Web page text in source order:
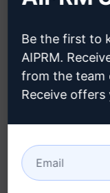
リーガル
プライバシーポリ
(en)
利用規定 (en)
利用規約 (en)
ブラウザ拡張機能
Be the first to
AIPRM.
from the team
Receive offers